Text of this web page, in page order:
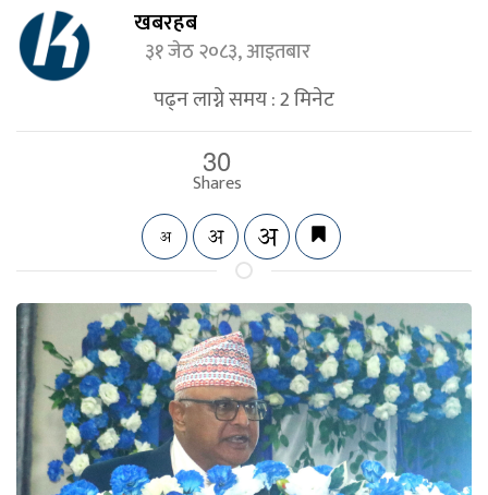
खबरहब
३१ जेठ २०८३, आइतबार
पढ्न लाग्ने समय :2मिनेट
30
Shares